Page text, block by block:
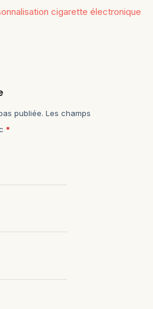
cigarette électronique
publiée. Les champs
*